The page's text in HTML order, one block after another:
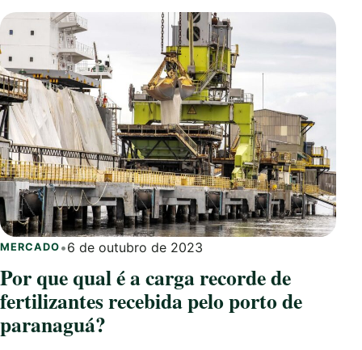
MERCADO •6 de outubro de 2023
Por que qual é a carga recorde de
fertilizantes recebida pelo porto de
paranaguá?